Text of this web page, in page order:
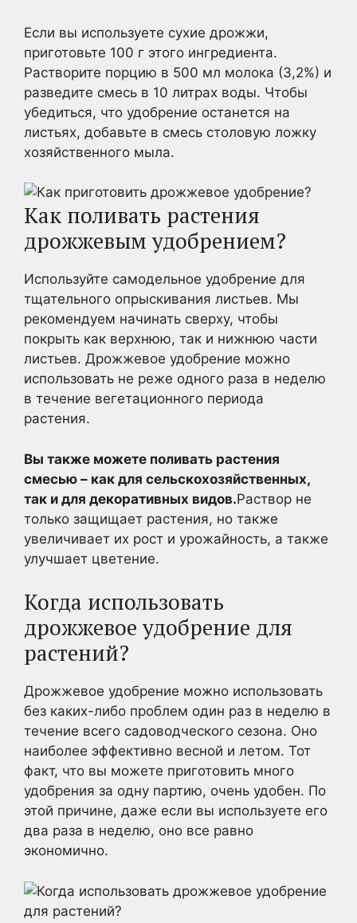
Если вы используете сухие дрожжи,
приготовьте 100 г этого ингредиента.
Растворите порцию в 500 мл молока (3,2%) и
разведите смесь в 10 литрах воды. Чтобы
убедиться, что удобрение останется на
листьях, добавьте в смесь столовую ложку
хозяйственного мыла.
Как поливать растения
дрожжевым удобрением?
Используйте самодельное удобрение для
тщательного опрыскивания листьев. Мы
рекомендуем начинать сверху, чтобы
покрыть как верхнюю, так и нижнюю части
листьев. Дрожжевое удобрение можно
использовать не реже одного раза в неделю
в течение вегетационного периода
растения.
Вы также можете поливать растения
смесью – как для сельскохозяйственных,
так и для декоративных видов.Раствор не
только защищает растения, но также
увеличивает их рост и урожайность, а также
улучшает цветение.
Когда использовать
дрожжевое удобрение для
растений?
Дрожжевое удобрение можно использовать
без каких-либо проблем один раз в неделю в
течение всего садоводческого сезона. Оно
наиболее эффективно весной и летом. Тот
факт, что вы можете приготовить много
удобрения за одну партию, очень удобен. По
этой причине, даже если вы используете его
два раза в неделю, оно все равно
экономично.